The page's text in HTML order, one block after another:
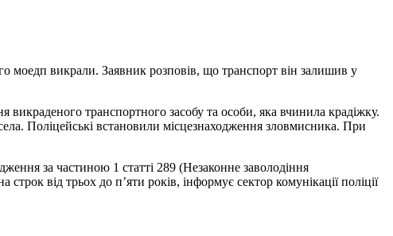
моедп викрали. Заявник розповів, що транспорт він залишив у
транспортного засобу та особи, яка вчинила крадіжку.
Поліцейські встановили місцезнаходження зловмисника. При
за частиною 1 статті 289 (Незаконне заволодіння
від трьох до п’яти років, інформує сектор комунікації поліції